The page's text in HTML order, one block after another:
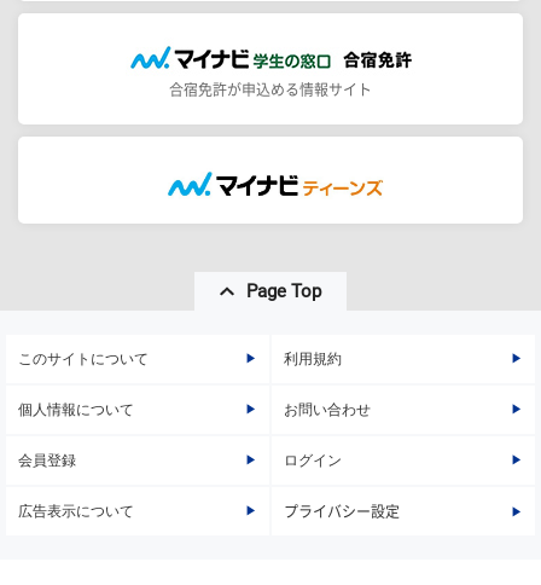
合宿免許が申込める情報サイト
Page Top
このサイトについて 利用規約
個人情報について お問い合わせ
会員登録 ログイン
広告表示について プライバシー設定